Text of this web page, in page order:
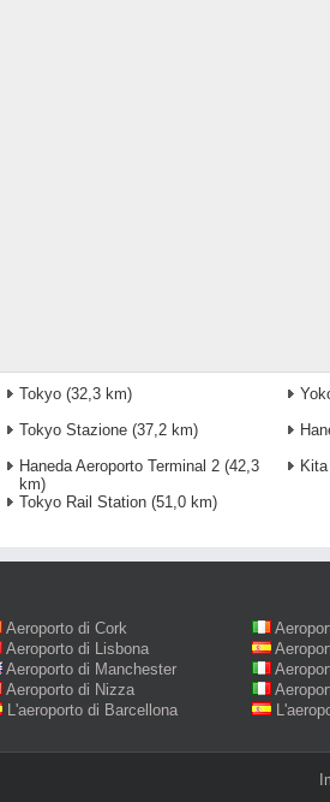
Tokyo (32,3 km)
Tokyo Stazione (37,2 km)
Haneda Aeroporto Terminal 2 (42,3
km)
Tokyo Rail Station (51,0 km)
Aeroporto di Cork
Aeroporto di Lisbona
Aeroporto di Manchester
Aeroporto di Nizza
L'aeroporto di Barcellona